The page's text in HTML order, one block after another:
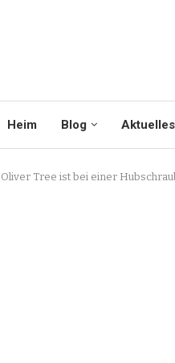
Heim Blog Aktuelles
Oliver Tree ist bei einer